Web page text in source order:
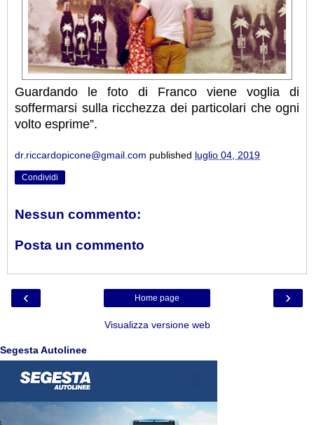
Guardando le foto di Franco viene voglia di
soffermarsi sulla ricchezza dei particolari che ogni
volto esprime”.
dr.riccardopicone@gmail.com published luglio 04, 2019
Condividi
Nessun commento:
Posta un commento
‹ ›
Home page
Visualizza versione web
Segesta Autolinee